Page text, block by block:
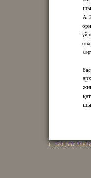
А.
I...,556,557,558,